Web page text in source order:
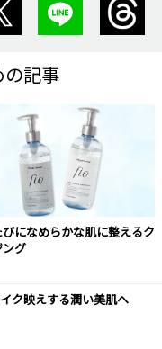
の記事
になめらかな肌に整えるク
ング
ク映えする潤い美肌へ